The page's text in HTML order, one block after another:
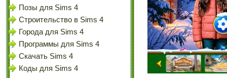
Позы для Sims 4
Строительство в Sims 4
Города для Sims 4
Программы для Sims 4
Скачать Sims 4
Коды для Sims 4